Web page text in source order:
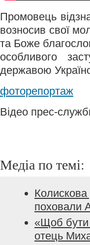
Промовець
возносив свої
та Боже
особливого
державою
фоторепортаж
Відео прес-
Медіа по темі:
Колискова
поховали
«Щоб бути
отець